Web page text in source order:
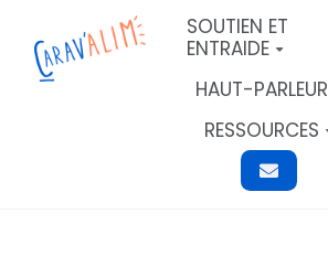
SOUTIEN ET
ENTRAIDE
HAUT-PARLEUR
RESSOURCES